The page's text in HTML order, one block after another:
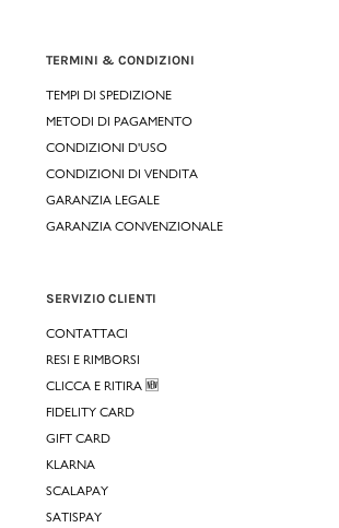
TERMINI & CONDIZIONI
TEMPI DI SPEDIZIONE
METODI DI PAGAMENTO
CONDIZIONI D'USO
CONDIZIONI DI VENDITA
GARANZIA LEGALE
GARANZIA CONVENZIONALE
SERVIZIO CLIENTI
CONTATTACI
RESI E RIMBORSI
CLICCA E RITIRA 🆕
FIDELITY CARD
GIFT CARD
KLARNA
SCALAPAY
SATISPAY